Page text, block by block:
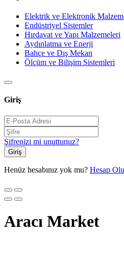
Elektrik ve Elektronik
Endüstriyel Sistemler
Hırdavat ve Yapı Malzemeleri
Aydınlatma ve Enerji
Bahçe ve Dış Mekan
Ölçüm ve Bilişim Sistemleri
Giriş
Şifrenizi mi unuttunuz?
Giriş
Henüz hesabınız yok mu? Hesap
Aracı Market